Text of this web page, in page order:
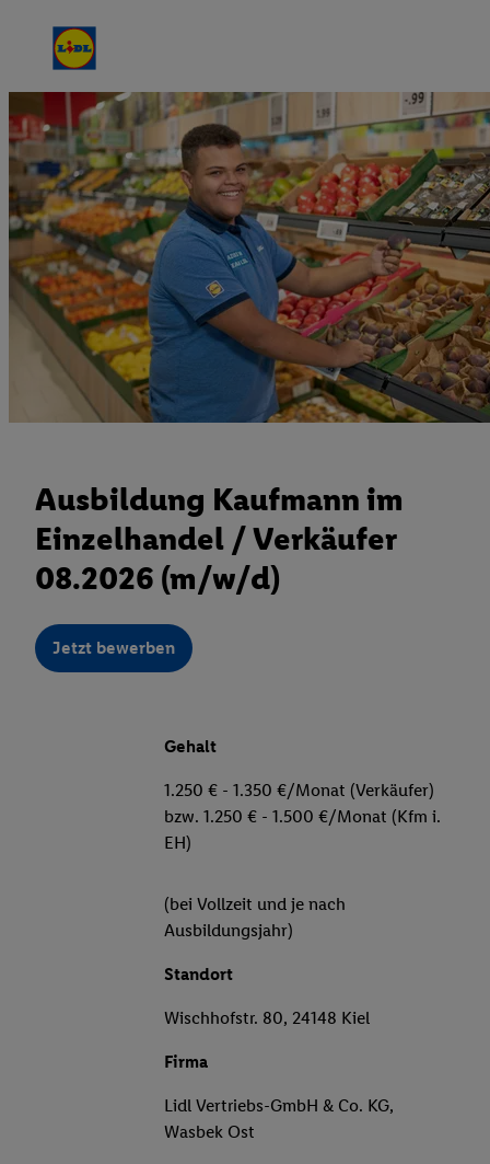
Ausbildung Kaufmann im
Einzelhandel / Verkäufer
08.2026 (m/w/d)
Jetzt bewerben
Gehalt
1.250 € - 1.350 €/Monat (Verkäufer)
bzw. 1.250 € - 1.500 €/Monat (Kfm i.
EH)
(bei Vollzeit und je nach
Ausbildungsjahr)
Standort
Wischhofstr. 80, 24148 Kiel
Firma
Lidl Vertriebs-GmbH & Co. KG,
Wasbek Ost